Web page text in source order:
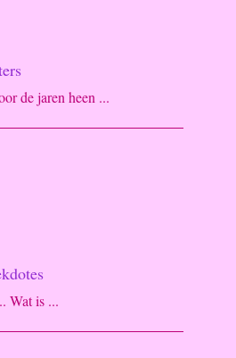
de jaren heen ...
Wat is ...